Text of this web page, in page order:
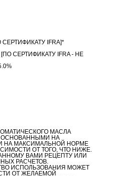
IFRA]*
[ПО СЕРТИФИКАТУ IFRA - НЕ
МАСЛА
НА
НА МАКСИМАЛЬНОЙ НОРМЕ
ОТ ТОГО, ЧТО НИЖЕ.
ВАМИ РЕЦЕПТУ ИЛИ
РАСЧЕТОВ.
ИСПОЛЬЗОВАНИЯ МОЖЕТ
ОТ ЖЕЛАЕМОЙ